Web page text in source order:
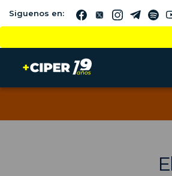
Siguenos en: